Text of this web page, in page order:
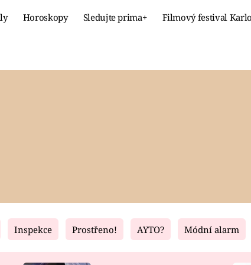
Horoskopy Sledujte prima+ Filmový festival
Fresh Living
Inspekce Prostřeno! AYTO? Módní alarm